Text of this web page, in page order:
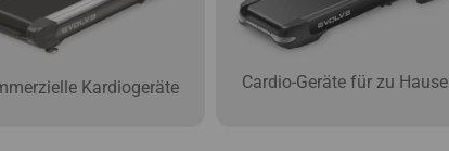
Kardiogeräte Cardio-Geräte für zu Hause